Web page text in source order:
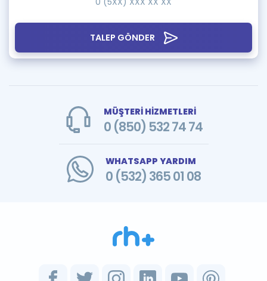
TALEP GÖNDER
MÜŞTERİ HİZMETLERİ
0 (850) 532 74 74
WHATSAPP YARDIM
0 (532) 365 01 08